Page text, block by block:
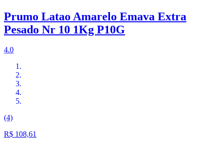
Prumo Latao Amarelo Emava Extra
Pesado Nr 10 1Kg P10G
4.0
(4)
R$ 108,61